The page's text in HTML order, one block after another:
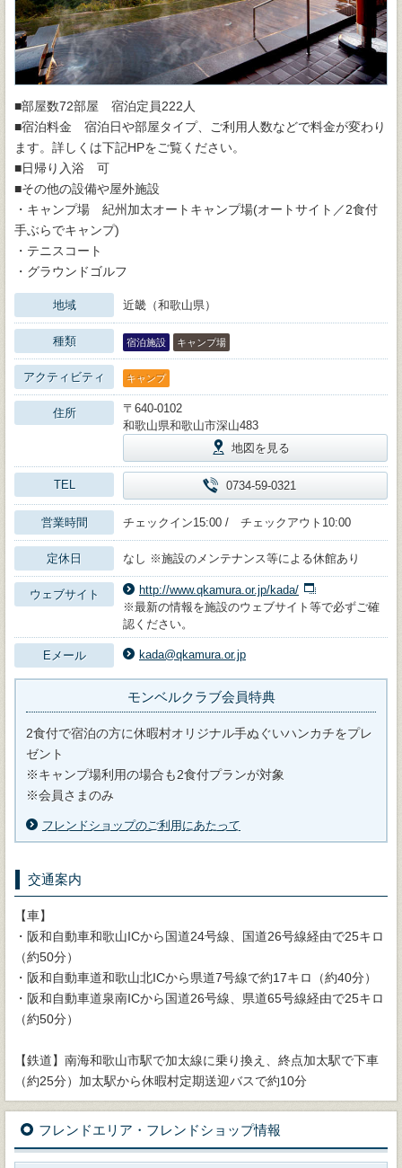
■部屋数72部屋 宿泊定員222人
■宿泊料金 宿泊日や部屋タイプ、ご利用人数などで料金が変わり
ます。詳しくは下記HPをご覧ください。
■日帰り入浴 可
■その他の設備や屋外施設
・キャンプ場 紀州加太オートキャンプ場(オートサイト／2食付
手ぶらでキャンプ)
・テニスコート
・グラウンドゴルフ
地域 近畿（和歌山県）
種類 宿泊施設 キャンプ場
アクティビティ キャンプ
住所
〒640-0102
和歌山県和歌山市深山483
地図を見る
TEL 0734-59-0321
営業時間 チェックイン15:00 / チェックアウト10:00
定休日 なし ※施設のメンテナンス等による休館あり
ウェブサイト
http://www.qkamura.or.jp/kada/
※最新の情報を施設のウェブサイト等で必ずご確
認ください。
Eメール kada@qkamura.or.jp
モンベルクラブ会員特典
2食付で宿泊の方に休暇村オリジナル手ぬぐいハンカチをプレ
ゼント
※キャンプ場利用の場合も2食付プランが対象
※会員さまのみ
フレンドショップのご利用にあたって
交通案内
【車】
・阪和自動車和歌山ICから国道24号線、国道26号線経由で25キロ
（約50分）
・阪和自動車道和歌山北ICから県道7号線で約17キロ（約40分）
・阪和自動車道泉南ICから国道26号線、県道65号線経由で25キロ
（約50分）
【鉄道】南海和歌山市駅で加太線に乗り換え、終点加太駅で下車
（約25分）加太駅から休暇村定期送迎バスで約10分
フレンドエリア・フレンドショップ情報